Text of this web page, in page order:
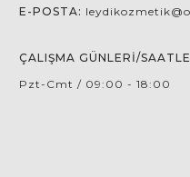
E-POSTA:
ÇALIŞMA GÜNLERI/
Pzt-Cmt / 09:00 - 18:00